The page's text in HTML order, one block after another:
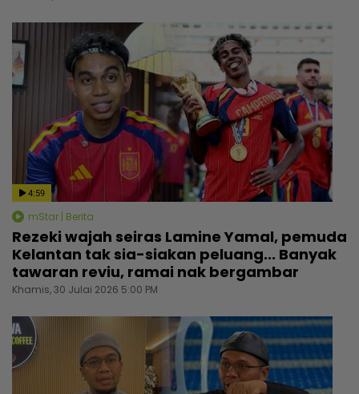
4:59
mStar | Berita
Rezeki wajah seiras Lamine Yamal, pemuda
Kelantan tak sia-siakan peluang... Banyak
tawaran reviu, ramai nak bergambar
Khamis, 30 Julai 2026 5:00 PM